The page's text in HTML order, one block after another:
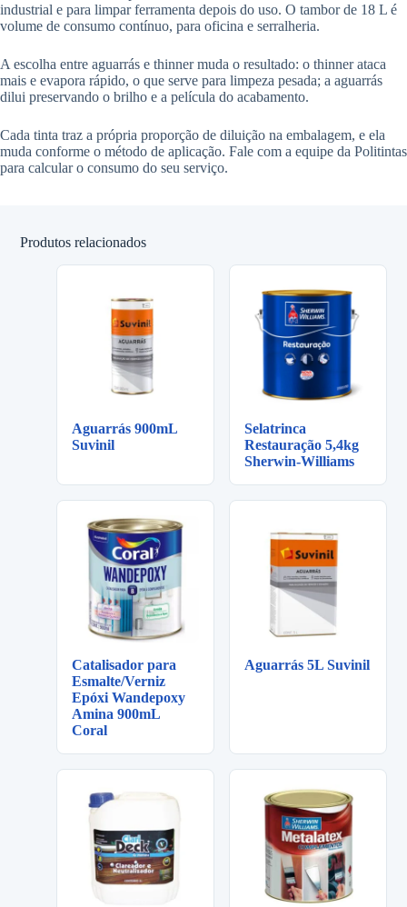
industrial e para limpar ferramenta depois do uso. O tambor de 18 L é
volume de consumo contínuo, para oficina e serralheria.
A escolha entre aguarrás e thinner muda o resultado: o thinner ataca
mais e evapora rápido, o que serve para limpeza pesada; a aguarrás
dilui preservando o brilho e a película do acabamento.
Cada tinta traz a própria proporção de diluição na embalagem, e ela
muda conforme o método de aplicação. Fale com a equipe da Politintas
para calcular o consumo do seu serviço.
Produtos relacionados
Aguarrás 900mL
Suvinil
Selatrinca
Restauração 5,4kg
Sherwin-Williams
Catalisador para
Esmalte/Verniz
Epóxi Wandepoxy
Amina 900mL
Coral
Aguarrás 5L Suvinil